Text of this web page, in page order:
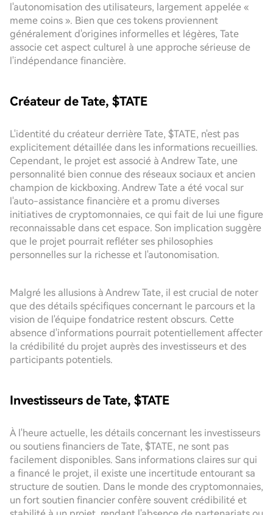
l'autonomisation des utilisateurs, largement appelée «
meme coins ». Bien que ces tokens proviennent
généralement d'origines informelles et légères, Tate
associe cet aspect culturel à une approche sérieuse de
l'indépendance financière.
Créateur de Tate, $TATE
L'identité du créateur derrière Tate, $TATE, n'est pas
explicitement détaillée dans les informations recueillies.
Cependant, le projet est associé à Andrew Tate, une
personnalité bien connue des réseaux sociaux et ancien
champion de kickboxing. Andrew Tate a été vocal sur
l'auto-assistance financière et a promu diverses
initiatives de cryptomonnaies, ce qui fait de lui une figure
reconnaissable dans cet espace. Son implication suggère
que le projet pourrait refléter ses philosophies
personnelles sur la richesse et l'autonomisation.
Malgré les allusions à Andrew Tate, il est crucial de noter
que des détails spécifiques concernant le parcours et la
vision de l'équipe fondatrice restent obscurs. Cette
absence d'informations pourrait potentiellement affecter
la crédibilité du projet auprès des investisseurs et des
participants potentiels.
Investisseurs de Tate, $TATE
À l'heure actuelle, les détails concernant les investisseurs
ou soutiens financiers de Tate, $TATE, ne sont pas
facilement disponibles. Sans informations claires sur qui
a financé le projet, il existe une incertitude entourant sa
structure de soutien. Dans le monde des cryptomonnaies,
un fort soutien financier confère souvent crédibilité et